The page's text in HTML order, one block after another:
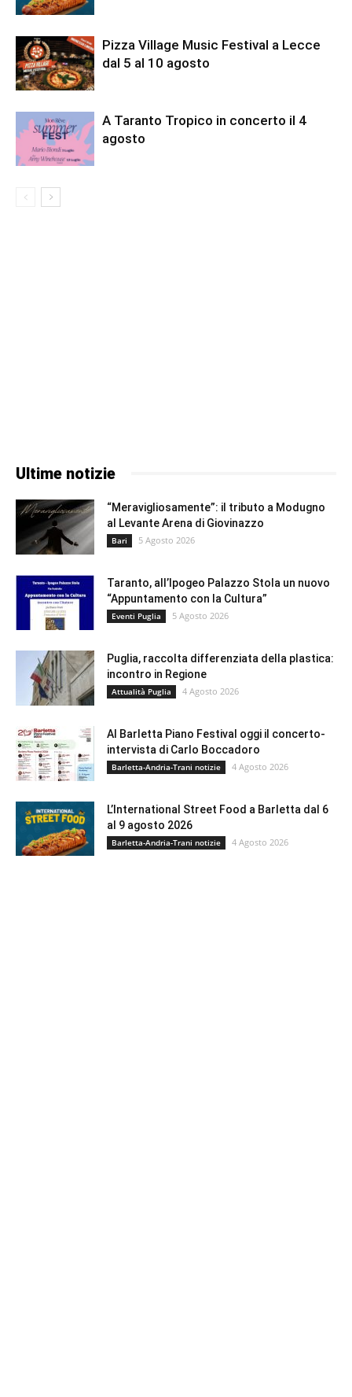
Pizza Village Music Festival a Lecce
dal 5 al 10 agosto
A Taranto Tropico in concerto il 4
agosto
Ultime notizie
“Meravigliosamente”: il tributo a Modugno
al Levante Arena di Giovinazzo
Bari 5 Agosto 2026
Taranto, all’Ipogeo Palazzo Stola un nuovo
“Appuntamento con la Cultura”
Eventi Puglia 5 Agosto 2026
Puglia, raccolta differenziata della plastica:
incontro in Regione
Attualità Puglia 4 Agosto 2026
Al Barletta Piano Festival oggi il concerto-
intervista di Carlo Boccadoro
Barletta-Andria-Trani notizie 4 Agosto 2026
L’International Street Food a Barletta dal 6
al 9 agosto 2026
Barletta-Andria-Trani notizie 4 Agosto 2026